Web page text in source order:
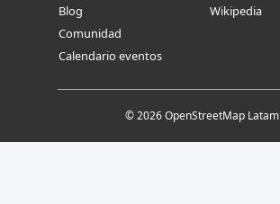
Blog
Comunidad
Calendario eventos
Wikipedia
© 2026 OpenStreetMap Latam